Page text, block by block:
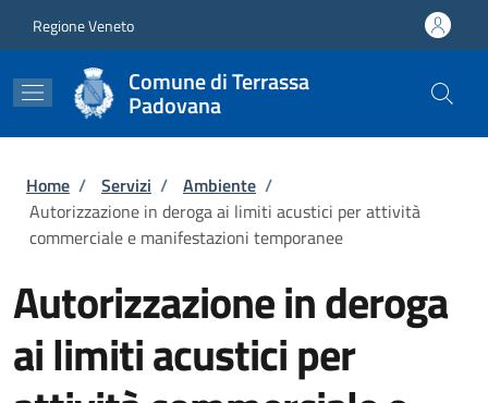
Regione Veneto
Comune di Terrassa
Padovana
Briciole di pane
Home / Servizi / Ambiente /
Autorizzazione in deroga ai limiti acustici per attività
commerciale e manifestazioni temporanee
Autorizzazione in deroga
ai limiti acustici per